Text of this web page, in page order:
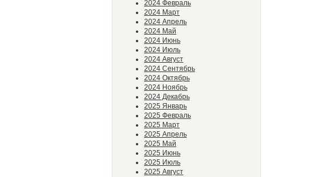
2024 Февраль
2024 Март
2024 Апрель
2024 Май
2024 Июнь
2024 Июль
2024 Август
2024 Сентябрь
2024 Октябрь
2024 Ноябрь
2024 Декабрь
2025 Январь
2025 Февраль
2025 Март
2025 Апрель
2025 Май
2025 Июнь
2025 Июль
2025 Август